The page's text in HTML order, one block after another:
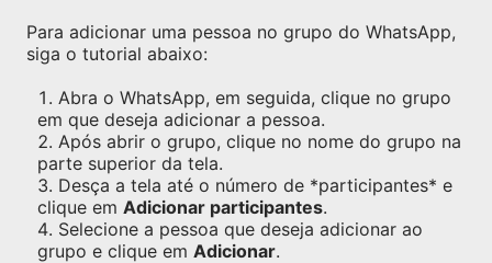
Para adicionar uma pessoa no grupo do WhatsApp,
siga o tutorial abaixo:
Abra o WhatsApp, em seguida, clique no grupo
em que deseja adicionar a pessoa.
Após abrir o grupo, clique no nome do grupo na
parte superior da tela.
Desça a tela até o número de *participantes* e
clique em Adicionar participantes.
Selecione a pessoa que deseja adicionar ao
grupo e clique em Adicionar.